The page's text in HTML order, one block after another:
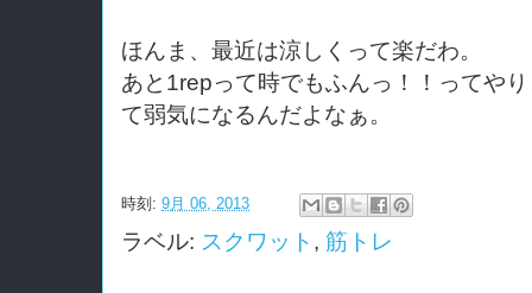
ほんま、最近は涼しくって楽だわ。
あと1repって時でもふんっ！！ってや
て弱気になるんだよなぁ。
時刻: 9月 06, 2013
ラベル: スクワット , 筋トレ